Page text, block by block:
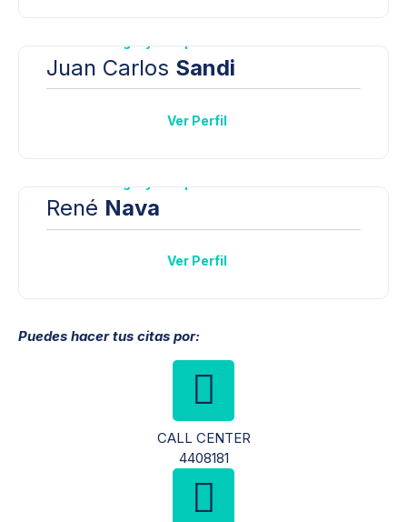
Juan Carlos Sandi
Ver Perfil
René Nava
Ver Perfil
Puedes hacer tus citas por:
CALL CENTER
4408181